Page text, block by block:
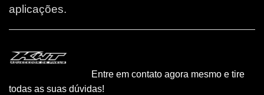
aplicações.
Entre em contato agora mesmo e tire
todas as suas dúvidas!